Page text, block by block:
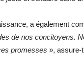
a également
de nos concitoyens.
promesses », assure-